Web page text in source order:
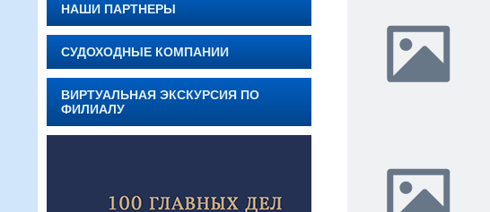
НАШИ ПАРТНЕРЫ
СУДОХОДНЫЕ КОМПАНИИ
ВИРТУАЛЬНАЯ ЭКСКУРСИЯ ПО
ФИЛИАЛУ